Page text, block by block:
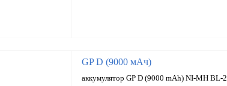
GP D (9000 мАч)
аккумулятор GP D (9000 mAh) NI-MH BL-2